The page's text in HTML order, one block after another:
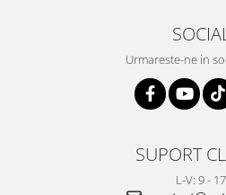
Urmareste-ne in
SUPORT
L-V: 9 - 17